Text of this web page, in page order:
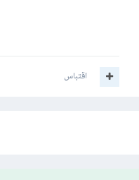
اقتباس